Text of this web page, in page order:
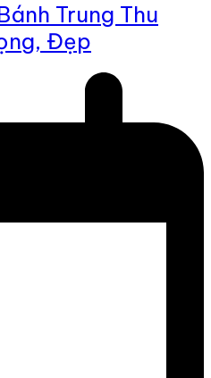
Trung Thu
Đẹp